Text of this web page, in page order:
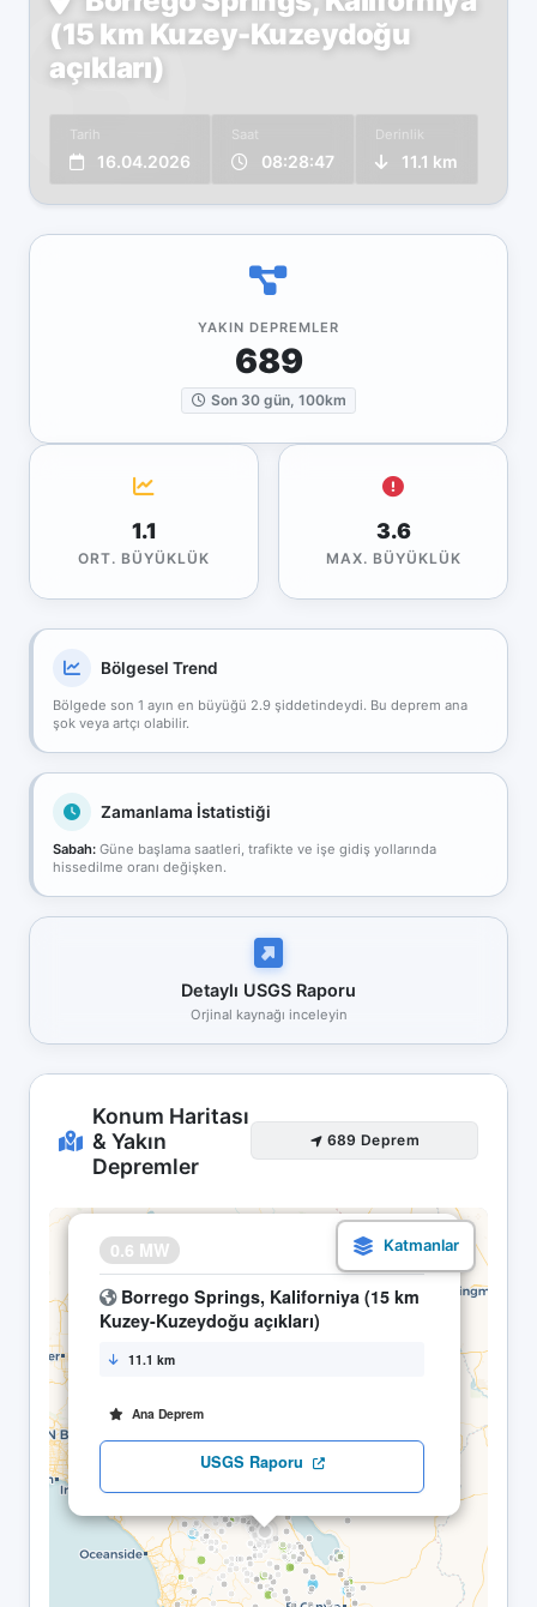
(15 km Kuzey-Kuzeydoğu
açıkları)
Tarih
16.04.2026
Saat
08:28:47
Derinlik
11.1 km
YAKIN DEPREMLER
689
Son 30 gün, 100km
1.1
ORT. BÜYÜKLÜK
3.6
MAX. BÜYÜKLÜK
Bölgesel Trend
Bölgede son 1 ayın en büyüğü 2.9 şiddetindeydi. Bu deprem ana
şok veya artçı olabilir.
Zamanlama İstatistiği
Sabah: Güne başlama saatleri, trafikte ve işe gidiş yollarında
hissedilme oranı değişken.
Detaylı USGS Raporu
Orjinal kaynağı inceleyin
Konum Haritası
& Yakın
Depremler
689 Deprem
0.6 MW 16.04 08:28
Borrego Springs, Kaliforniya (15 km
Kuzey-Kuzeydoğu açıkları)
11.1 km
Ana Deprem
USGS Raporu
×